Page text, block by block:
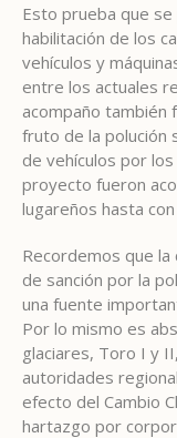
Esto prueba que
habilitación de los
vehículos y
entre los actuales
acompaño también
fruto de la polución
de vehículos por
proyecto fueron
lugareños hasta
Recordemos que
de sanción por la
una fuente
Por lo mismo es
glaciares, Toro I y
autoridades
efecto del Cambio
hartazgo por